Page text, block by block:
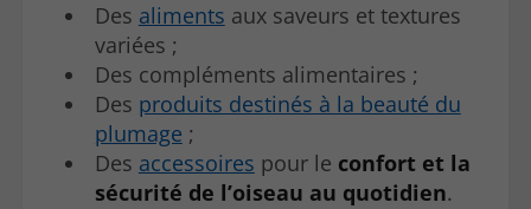
Des aliments aux saveurs et textures
variées ;
Des compléments alimentaires ;
Des produits destinés à la beauté du
plumage ;
Des accessoires pour le confort et la
sécurité de l’oiseau au quotidien.